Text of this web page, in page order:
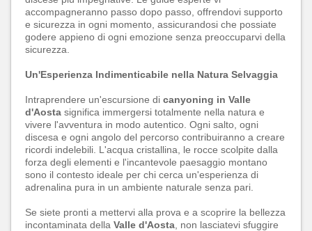
accompagneranno passo dopo passo, offrendovi supporto
e sicurezza in ogni momento, assicurandosi che possiate
godere appieno di ogni emozione senza preoccuparvi della
sicurezza.
Un'Esperienza Indimenticabile nella Natura Selvaggia
Intraprendere un'escursione di canyoning in Valle
d'Aosta significa immergersi totalmente nella natura e
vivere l'avventura in modo autentico. Ogni salto, ogni
discesa e ogni angolo del percorso contribuiranno a creare
ricordi indelebili. L'acqua cristallina, le rocce scolpite dalla
forza degli elementi e l'incantevole paesaggio montano
sono il contesto ideale per chi cerca un'esperienza di
adrenalina pura in un ambiente naturale senza pari.
Se siete pronti a mettervi alla prova e a scoprire la bellezza
incontaminata della Valle d'Aosta , non lasciatevi sfuggire